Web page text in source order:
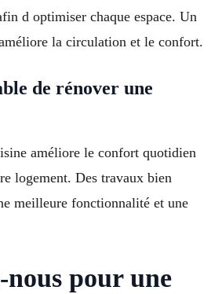
d optimiser chaque espace. Un
la circulation et le confort.
de rénover une
améliore le confort quotidien
logement. Des travaux bien
meilleure fonctionnalité et une
nous pour une